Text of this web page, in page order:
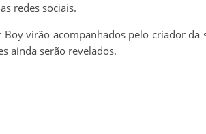
redes sociais.
virão acompanhados pelo criador da
ainda serão revelados.